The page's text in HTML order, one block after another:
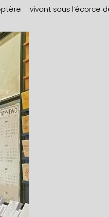
– vivant sous l’écorce